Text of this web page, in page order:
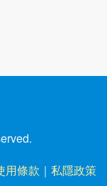
用條款 ｜ 私隱政策